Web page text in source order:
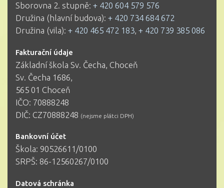
Sborovna 2. stupně: + 420 604 579 576
Družina (hlavní budova): + 420 734 684 672
Družina (vila): + 420 465 472 183, + 420 739 385 086
Fakturační údaje
Základní škola Sv. Čecha, Choceň
Sv. Čecha 1686,
565 01 Choceň
IČO: 70888248
DIČ: CZ70888248 (nejsme plátci DPH)
Bankovní účet
Škola: 90526611/0100
SRPŠ: 86-12560267/0100
Datová schránka